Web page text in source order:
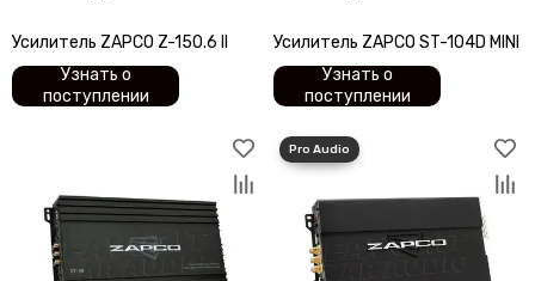
Усилитель ZAPCO Z-150.6 II
Узнать о
поступлении
Усилитель ZAPCO ST-104D MINI
Узнать о
поступлении